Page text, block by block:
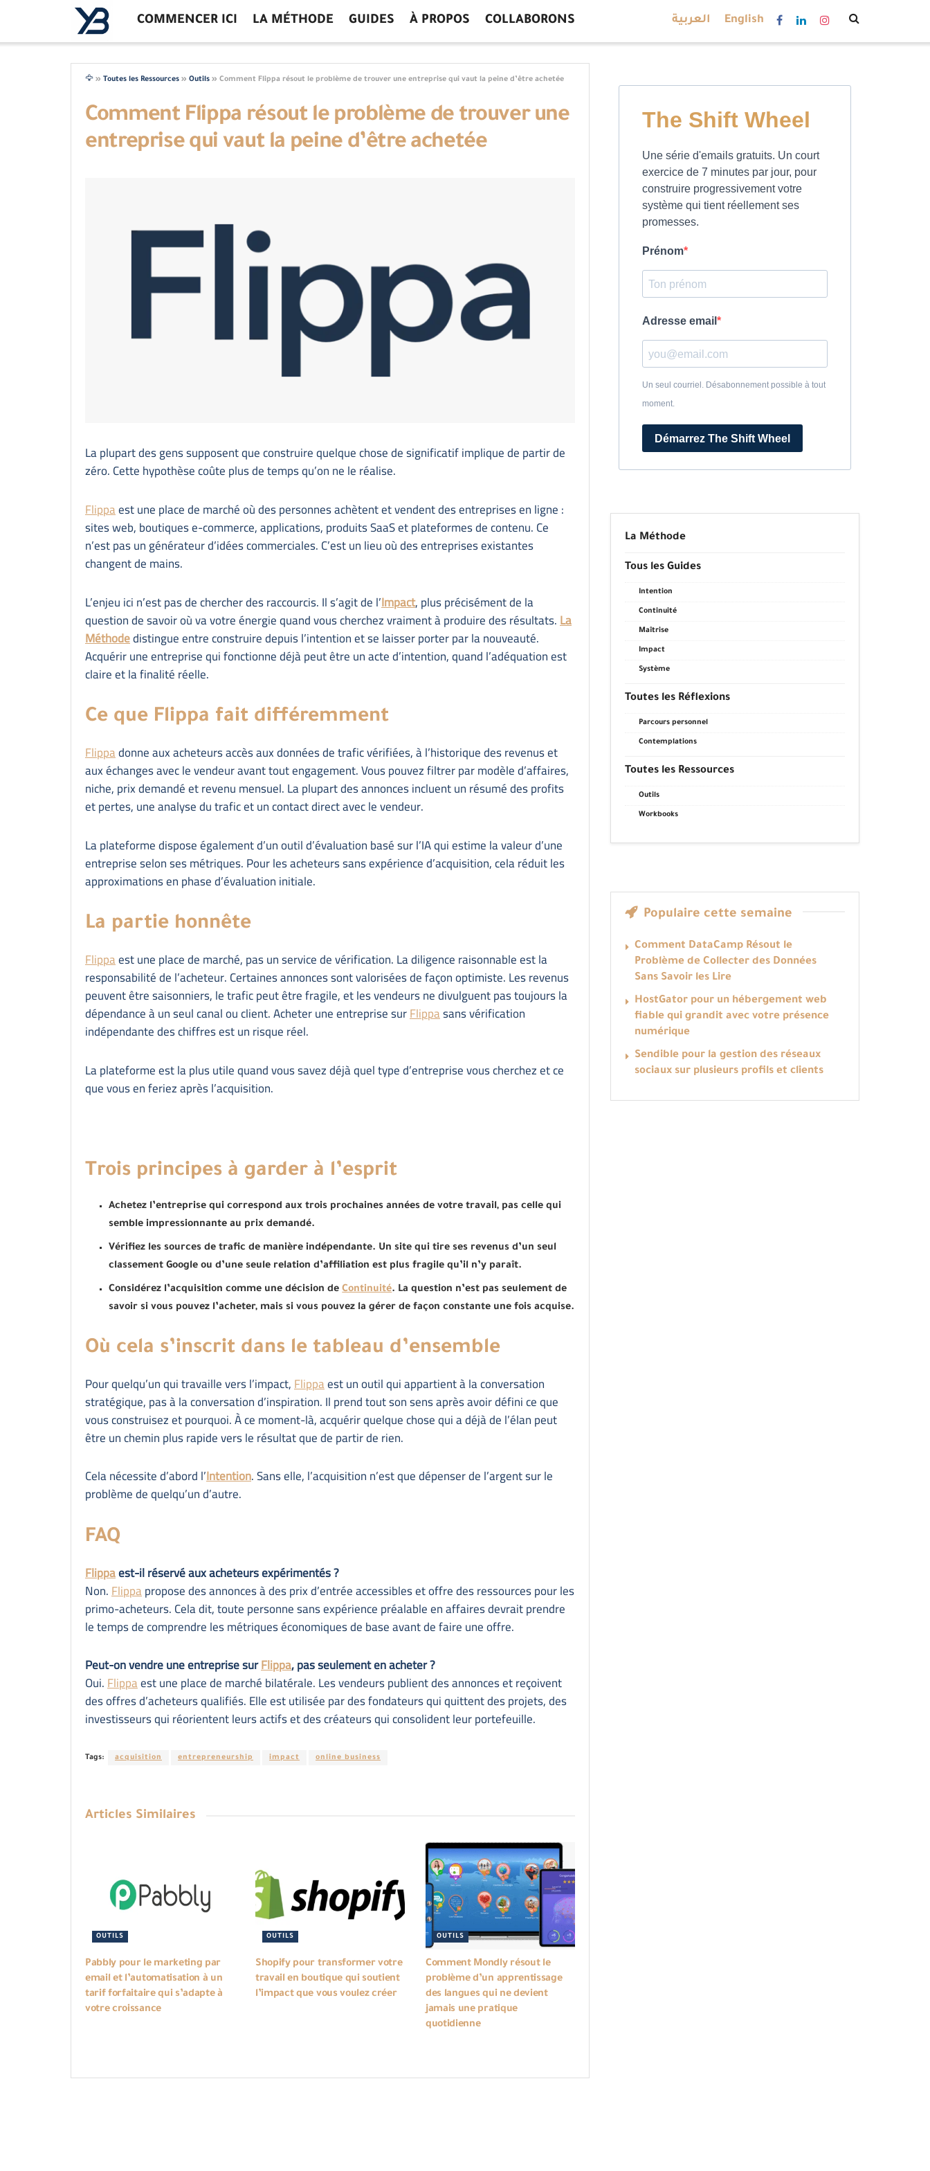
COMMENCER ICI LA MÉTHODE GUIDES À PROPOS COLLABORONS العربية English
🦅 » Toutes les Ressources » Outils » Comment Flippa résout le problème de trouver une entreprise qui vaut la peine d’être achetée
Comment Flippa résout le problème de trouver une
entreprise qui vaut la peine d’être achetée
La plupart des gens supposent que construire quelque chose de significatif implique de partir de
zéro. Cette hypothèse coûte plus de temps qu’on ne le réalise.
Flippaest une place de marché où des personnes achètent et vendent des entreprises en ligne :
sites web, boutiques e-commerce, applications, produits SaaS et plateformes de contenu. Ce
n’est pas un générateur d’idées commerciales. C’est un lieu où des entreprises existantes
changent de mains.
L’enjeu ici n’est pas de chercher des raccourcis. Il s’agit de l’Impact, plus précisément de la
question de savoir où va votre énergie quand vous cherchez vraiment à produire des résultats.La
Méthodedistingue entre construire depuis l’intention et se laisser porter par la nouveauté.
Acquérir une entreprise qui fonctionne déjà peut être un acte d’intention, quand l’adéquation est
claire et la finalité réelle.
Ce que Flippa fait différemment
Flippadonne aux acheteurs accès aux données de trafic vérifiées, à l’historique des revenus et
aux échanges avec le vendeur avant tout engagement. Vous pouvez filtrer par modèle d’affaires,
niche, prix demandé et revenu mensuel. La plupart des annonces incluent un résumé des profits
et pertes, une analyse du trafic et un contact direct avec le vendeur.
La plateforme dispose également d’un outil d’évaluation basé sur l’IA qui estime la valeur d’une
entreprise selon ses métriques. Pour les acheteurs sans expérience d’acquisition, cela réduit les
approximations en phase d’évaluation initiale.
La partie honnête
Flippaest une place de marché, pas un service de vérification. La diligence raisonnable est la
responsabilité de l’acheteur. Certaines annonces sont valorisées de façon optimiste. Les revenus
peuvent être saisonniers, le trafic peut être fragile, et les vendeurs ne divulguent pas toujours la
dépendance à un seul canal ou client. Acheter une entreprise surFlippasans vérification
indépendante des chiffres est un risque réel.
La plateforme est la plus utile quand vous savez déjà quel type d’entreprise vous cherchez et ce
que vous en feriez après l’acquisition.
Trois principes à garder à l’esprit
Achetez l’entreprise qui correspond aux trois prochaines années de votre travail, pas celle qui
semble impressionnante au prix demandé.
Vérifiez les sources de trafic de manière indépendante. Un site qui tire ses revenus d’un seul
classement Google ou d’une seule relation d’affiliation est plus fragile qu’il n’y paraît.
Considérez l’acquisition comme une décision deContinuité. La question n’est pas seulement de
savoir si vous pouvez l’acheter, mais si vous pouvez la gérer de façon constante une fois acquise.
Où cela s’inscrit dans le tableau d’ensemble
Pour quelqu’un qui travaille vers l’impact,Flippaest un outil qui appartient à la conversation
stratégique, pas à la conversation d’inspiration. Il prend tout son sens après avoir défini ce que
vous construisez et pourquoi. À ce moment-là, acquérir quelque chose qui a déjà de l’élan peut
être un chemin plus rapide vers le résultat que de partir de rien.
Cela nécessite d’abord l’Intention. Sans elle, l’acquisition n’est que dépenser de l’argent sur le
problème de quelqu’un d’autre.
FAQ
Flippaest-il réservé aux acheteurs expérimentés ?
Non.Flippapropose des annonces à des prix d’entrée accessibles et offre des ressources pour les
primo-acheteurs. Cela dit, toute personne sans expérience préalable en affaires devrait prendre
le temps de comprendre les métriques économiques de base avant de faire une offre.
Peut-on vendre une entreprise surFlippa, pas seulement en acheter ?
Oui.Flippaest une place de marché bilatérale. Les vendeurs publient des annonces et reçoivent
des offres d’acheteurs qualifiés. Elle est utilisée par des fondateurs qui quittent des projets, des
investisseurs qui réorientent leurs actifs et des créateurs qui consolident leur portefeuille.
Tags: acquisition entrepreneurship impact online business
Articles Similaires
OUTILS
Pabbly pour le marketing par
email et l’automatisation à un
tarif forfaitaire qui s’adapte à
votre croissance
OUTILS
Shopify pour transformer votre
travail en boutique qui soutient
l’impact que vous voulez créer
OUTILS
Comment Mondly résout le
problème d’un apprentissage
des langues qui ne devient
jamais une pratique
quotidienne
The Shift Wheel
Une série d'emails gratuits. Un court
exercice de 7 minutes par jour, pour
construire progressivement votre
système qui tient réellement ses
promesses.
Prénom
Adresse email
Un seul courriel. Désabonnement possible à tout
moment.
Démarrez The Shift Wheel
La Méthode
Tous les Guides
Intention
Continuité
Maîtrise
Impact
Système
Toutes les Réflexions
Parcours personnel
Contemplations
Toutes les Ressources
Outils
Workbooks
Populaire cette semaine
Comment DataCamp Résout le
Problème de Collecter des Données
Sans Savoir les Lire
HostGator pour un hébergement web
fiable qui grandit avec votre présence
numérique
Sendible pour la gestion des réseaux
sociaux sur plusieurs profils et clients